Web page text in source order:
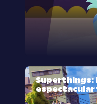
Superthings: